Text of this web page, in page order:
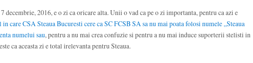
decembrie, 2016, e o zi ca oricare alta. Unii o vad ca pe o zi importanta, pentru ca azi e
in care CSA Steaua Bucuresti cere ca SC FCSB SA sa nu mai poata folosi numele „Steaua
numelui sau, pentru a nu mai crea confuzie si pentru a nu mai induce suporterii stelisti in
ca aceasta zi e total irelevanta pentru Steaua.